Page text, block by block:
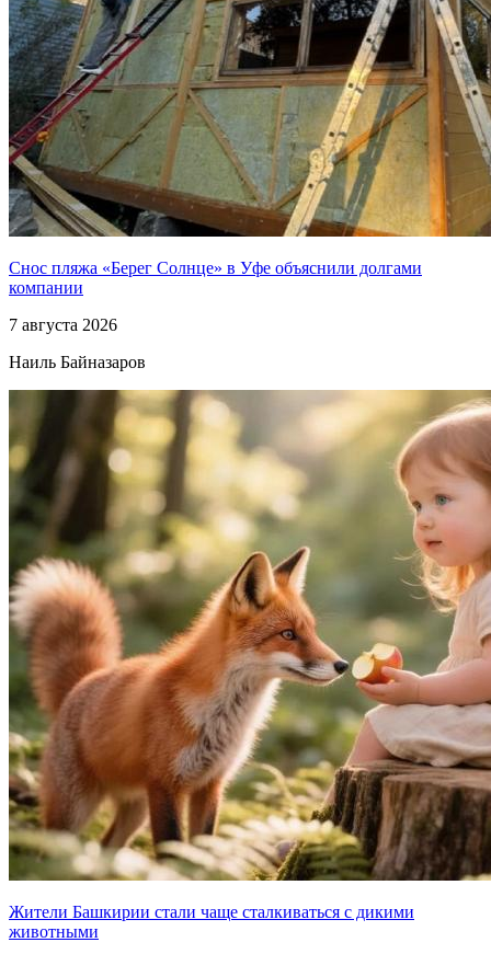
Снос пляжа «Берег Солнце» в Уфе объяснили долгами
компании
7 августа 2026
Наиль Байназаров
Жители Башкирии стали чаще сталкиваться с дикими
животными